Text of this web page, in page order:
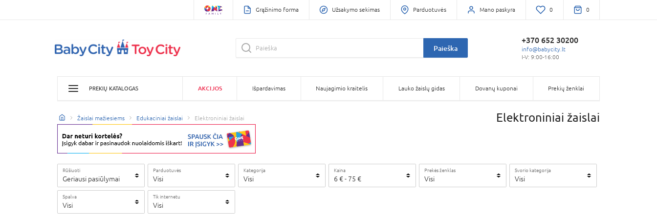
Grąžinimo forma Užsakymo sekimas Parduotuvės Mano paskyra 0 0
Paieška
+370 652 30200
info@babycity.lt
I-V: 9:00-16:00
PREKIŲ KATALOGAS AKCIJOS Išpardavimas Naujagimio kraitelis Lauko žaislų gidas Dovanų kuponai Prekių ženklai
Žaislai mažiesiems Edukaciniai žaislai Elektroniniai žaislai Elektroniniai žaislai
Rūšiuoti
Geriausi pasiūlymai
Parduotuvės
Visi
Kategorija
Visi
Kaina
6 €- 75 €
Prekės ženklas
Visi
Svorio kategorija
Visi
Spalva
Visi
Tik internetu
Visi